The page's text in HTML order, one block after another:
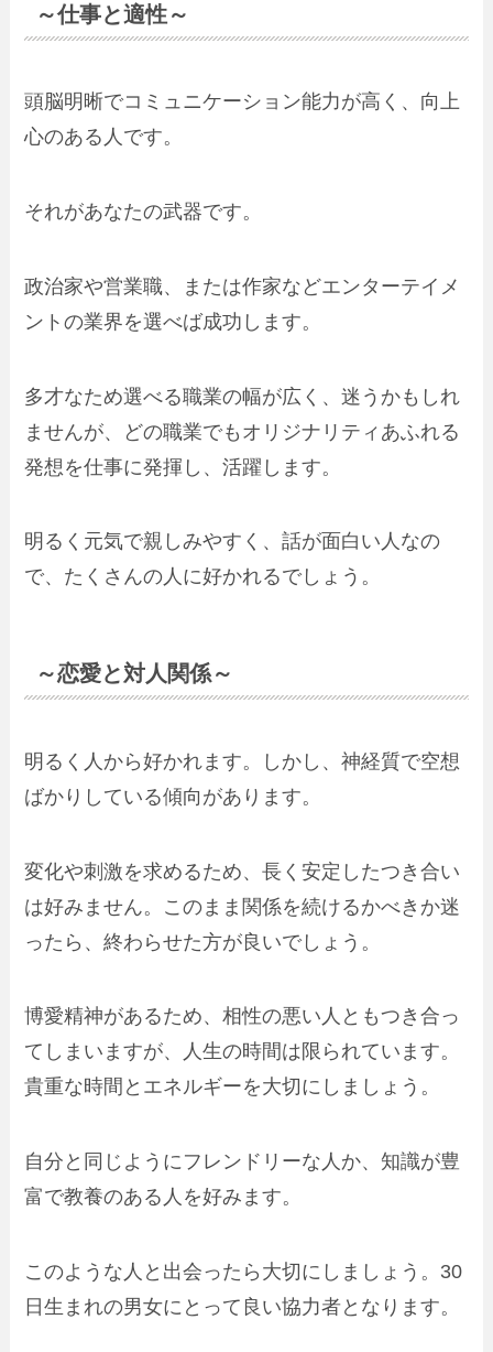
～仕事と適性～
頭脳明晰でコミュニケーション能力が高く、向上
心のある人です。
それがあなたの武器です。
政治家や営業職、または作家などエンターテイメ
ントの業界を選べば成功します。
多才なため選べる職業の幅が広く、迷うかもしれ
ませんが、どの職業でもオリジナリティあふれる
発想を仕事に発揮し、活躍します。
明るく元気で親しみやすく、話が面白い人なの
で、たくさんの人に好かれるでしょう。
～恋愛と対人関係～
明るく人から好かれます。しかし、神経質で空想
ばかりしている傾向があります。
変化や刺激を求めるため、長く安定したつき合い
は好みません。このまま関係を続けるかべきか迷
ったら、終わらせた方が良いでしょう。
博愛精神があるため、相性の悪い人ともつき合っ
てしまいますが、人生の時間は限られています。
貴重な時間とエネルギーを大切にしましょう。
自分と同じようにフレンドリーな人か、知識が豊
富で教養のある人を好みます。
このような人と出会ったら大切にしましょう。30
日生まれの男女にとって良い協力者となります。